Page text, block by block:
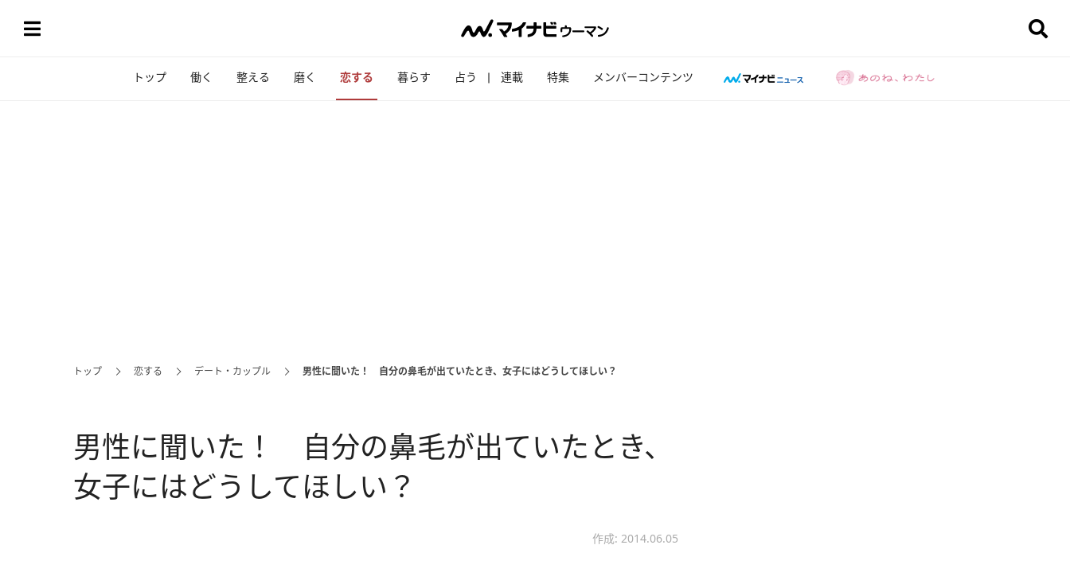
トップ 働く 整える 磨く 恋する 暮らす 占う 連載 特集 メンバーコンテンツ
トップ 恋する デート・カップル 男性に聞いた！ 自分の鼻毛が出ていたとき、女子にはどうしてほしい？
男性に聞いた！ 自分の鼻毛が出ていたとき、
女子にはどうしてほしい？
作成: 2014.06.05